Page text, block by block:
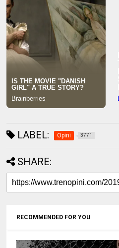
LABEL: Opini 3771
SHARE:
RECOMMENDED FOR YOU